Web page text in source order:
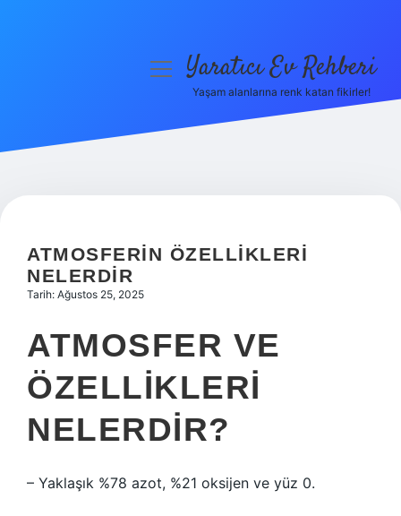
Hakkımızda
menüyüYaratıcı Ev Rehberi
Yaşam alanlarına renk katan fikirler!
ATMOSFERIN ÖZELLIKLERI
NELERDIR
Tarih: Ağustos 25, 2025
ATMOSFER VE
ÖZELLIKLERI
NELERDIR?
– Yaklaşık %78 azot, %21 oksijen ve yüz 0.